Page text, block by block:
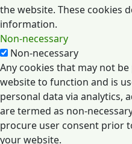
the website. These cookies
information.
Non-necessary
Non-necessary
Any cookies that may not
website to function and is
personal data via analytics,
are termed as non-
procure user consent prior
your website.